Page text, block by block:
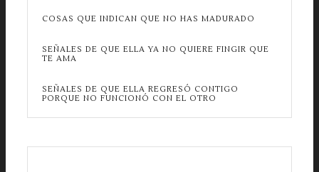
COSAS QUE INDICAN QUE NO HAS MADURADO
SEÑALES DE QUE ELLA YA NO QUIERE FINGIR QUE
TE AMA
SEÑALES DE QUE ELLA REGRESÓ CONTIGO
PORQUE NO FUNCIONÓ CON EL OTRO